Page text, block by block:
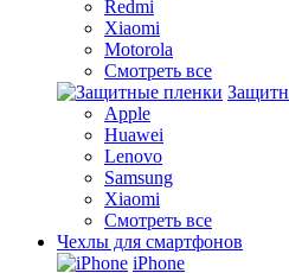
Redmi
Xiaomi
Motorola
Смотреть все
Apple
Huawei
Lenovo
Samsung
Xiaomi
Смотреть все
Чехлы для смартфонов
iPhone